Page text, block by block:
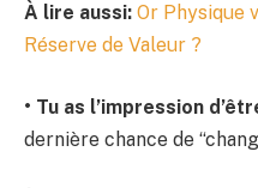
À lire aussi: Or Physique
Réserve de Valeur ?
• Tu as l’impression
dernière chance de